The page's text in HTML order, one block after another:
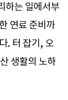
하는 일에서부
연료 준비까
. 터 잡기, 오
생활의 노하